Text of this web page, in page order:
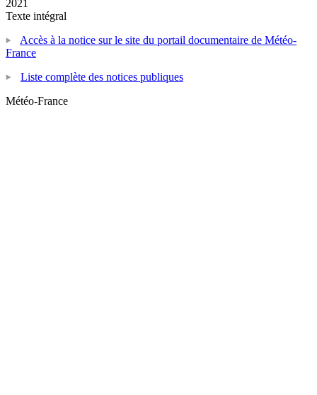
2021
Texte intégral
Accès à la notice sur le site du portail documentaire de Météo-
France
Liste complète des notices publiques
Météo-France